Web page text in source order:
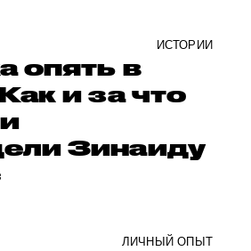
ИСТОРИИ
опять в
и за что
Зинаиду
ЛИЧНЫЙ ОПЫТ